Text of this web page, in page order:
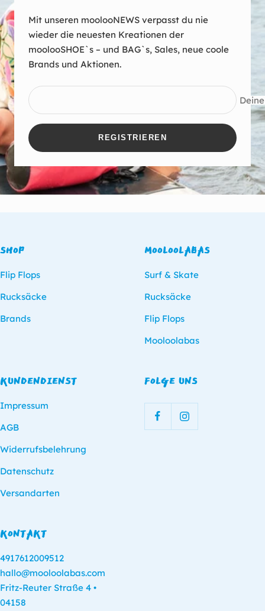
Mit unseren moolooNEWS verpasst du nie
wieder die neuesten Kreationen der
moolooSHOE`s – und BAG`s, Sales, neue coole
Brands und Aktionen.
REGISTRIEREN
SHOP
Flip Flops
Rucksäcke
Brands
MOOLOOLABAS
Surf & Skate
Rucksäcke
Flip Flops
Mooloolabas
KUNDENDIENST
Impressum
AGB
Widerrufsbelehrung
Datenschutz
Versandarten
FOLGE UNS
KONTAKT
4917612009512
hallo@mooloolabas.com
Fritz-Reuter Straße 4 •
04158